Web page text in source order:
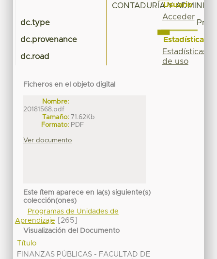
CONTADURÍA Y
dc.type
dc.provenance
dc.road
Ficheros en el objeto digital
Nombre:
20181568.pdf
Tamaño: 71.62Kb
Formato: PDF
Ver documento
Este ítem aparece en la(s) siguiente(s)
colección(ones)
Programas de Unidades de
Aprendizaje
[265]
Visualización del Documento
Título
FINANZAS PÚBLICAS - FACULTAD DE
Usuario
Acceder
Estadísticas
Estadísticas
de uso